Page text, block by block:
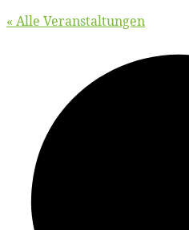
« Alle Veranstaltungen